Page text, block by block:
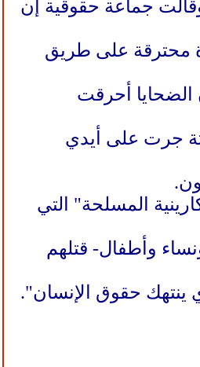
وقالت جماعة حقوقية إن
محترقة على طريق
أن الضحايا أحرقت
جرت على أيدي
المسلحة" التي
وأطفال- قتلهم
ينتهك حقوق الإنسان".